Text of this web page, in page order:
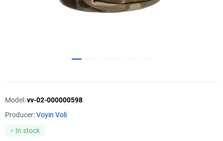
Model:vv-02-000000598
Producer:Voyin Voli
In stock